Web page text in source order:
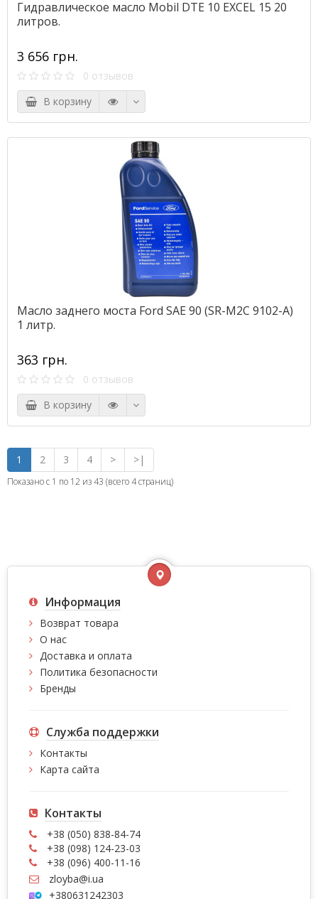
Гидравлическое масло Mobil DTE 10 EXCEL 15 20
литров.
3 656 грн.
0 отзывов
В корзину
Масло заднего моста Ford SAE 90 (SR-M2C 9102-A)
1 литр.
363 грн.
0 отзывов
В корзину
1 2 3 4 > >|
Показано с 1 по 12 из 43 (всего 4 страниц)
Информация
Возврат товара
О нас
Доставка и оплата
Политика безопасности
Бренды
Служба поддержки
Контакты
Карта сайта
Контакты
+38 (050) 838-84-74
+38 (098) 124-23-03
+38 (096) 400-11-16
zloyba@i.ua
+380631242303